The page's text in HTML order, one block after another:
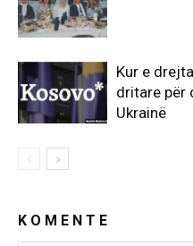
Kur e
dritare për
Ukrainë
K O M E N T E